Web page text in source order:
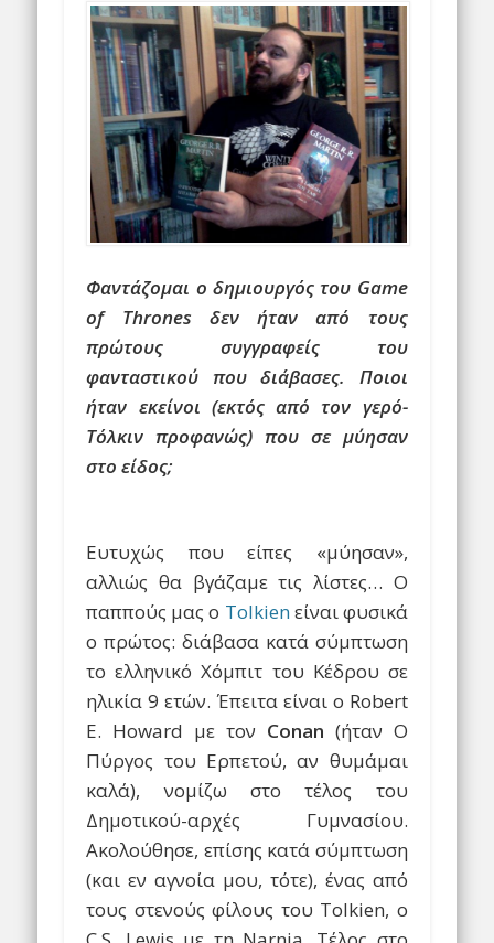
Φαντάζομαι ο δημιουργός του Game
of Thrones δεν ήταν από τους
πρώτους συγγραφείς του
φανταστικού που διάβασες. Ποιοι
ήταν εκείνοι (εκτός από τον γερό-
Τόλκιν προφανώς) που σε μύησαν
στο είδος;
Ευτυχώς που είπες «μύησαν»,
αλλιώς θα βγάζαμε τις λίστες… Ο
παππούς μας ο Tolkienείναι φυσικά
ο πρώτος: διάβασα κατά σύμπτωση
το ελληνικό Χόμπιτ του Κέδρου σε
ηλικία 9 ετών. Έπειτα είναι ο Robert
E. Howard με τον Conan (ήταν Ο
Πύργος του Ερπετού, αν θυμάμαι
καλά), νομίζω στο τέλος του
Δημοτικού-αρχές Γυμνασίου.
Ακολούθησε, επίσης κατά σύμπτωση
(και εν αγνοία μου, τότε), ένας από
τους στενούς φίλους του Tolkien, o